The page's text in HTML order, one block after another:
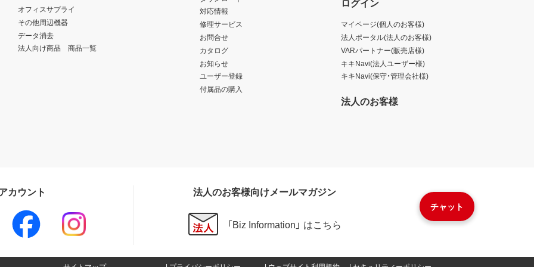
チャット
オフィスサプライ
その他周辺機器
データ消去
法人向け商品 商品一覧
対応情報
修理サービス
お問合せ
カタログ
お知らせ
ユーザー登録
付属品の購入
マイページ(個人のお客様)
法人ポータル(法人のお客様)
VARパートナー(販売店様)
キキNavi(法人ユーザー様)
キキNavi(保守・管理会社様)
法人のお客様
カウント 法人のお客様向けメールマガジン
「Biz Information」 はこちら